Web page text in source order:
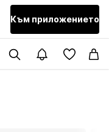
Към приложението